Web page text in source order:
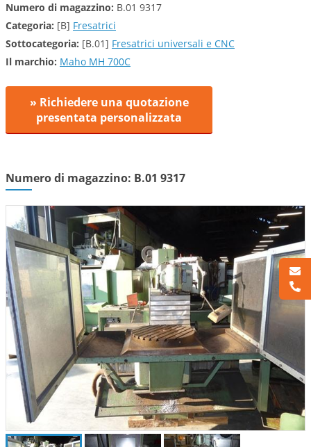
Numero di magazzino: B.01 9317
Categoria: [B] Fresatrici
Sottocategoria: [B.01] Fresatrici universali e CNC
Il marchio: Maho MH 700C
» Richiedere una quotazione
presentata personalizzata
Numero di magazzino: B.01 9317